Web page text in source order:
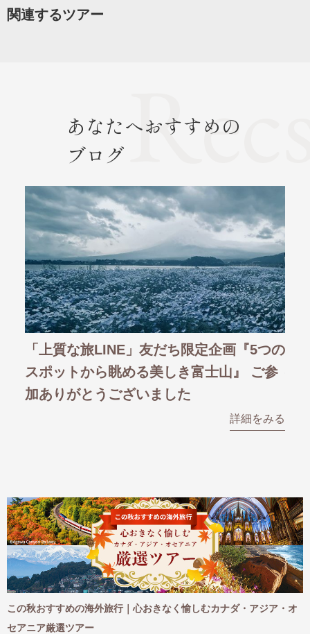
関連するツアー
あなたへおすすめの
ブログ
【11/9(木)発売】『夢の休日・四季彩紀
行』国内 早春号 企画担当者が選ぶおすす
めツアーランキング！
詳細をみる
この秋おすすめの海外旅行｜心おきなく愉しむカナダ・アジア・オ
セアニア厳選ツアー